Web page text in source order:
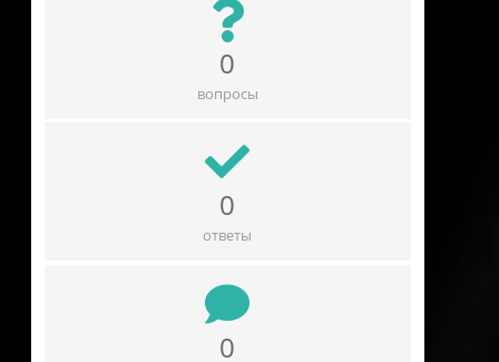
0
вопросы
0
ответы
0